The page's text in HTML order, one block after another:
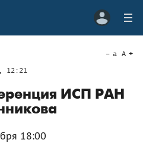
12:21
a A
ИСП РАН
18:00